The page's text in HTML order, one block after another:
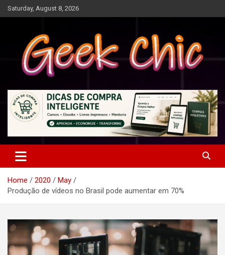
Skip
to
Saturday, August 8, 2026
Geek Chic
Home 2020
May
Produção de vídeos no Brasil pode aumentar em 70%